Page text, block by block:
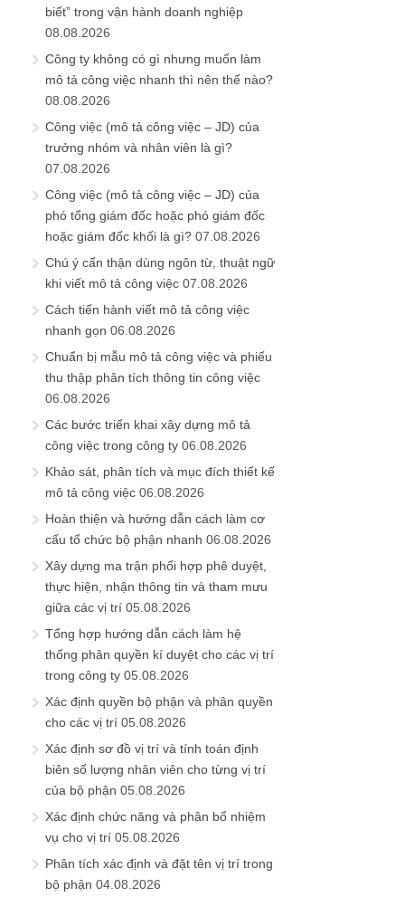
biết” trong vận hành doanh nghiệp
08.08.2026
Công ty không có gì nhưng muốn làm
mô tả công việc nhanh thì nên thế nào?
08.08.2026
Công việc (mô tả công việc – JD) của
trưởng nhóm và nhân viên là gì?
07.08.2026
Công việc (mô tả công việc – JD) của
phó tổng giám đốc hoặc phó giám đốc
hoặc giám đốc khối là gì? 07.08.2026
Chú ý cẩn thận dùng ngôn từ, thuật ngữ
khi viết mô tả công việc 07.08.2026
Cách tiến hành viết mô tả công việc
nhanh gọn 06.08.2026
Chuẩn bị mẫu mô tả công việc và phiếu
thu thập phân tích thông tin công việc
06.08.2026
Các bước triển khai xây dựng mô tả
công việc trong công ty 06.08.2026
Khảo sát, phân tích và mục đích thiết kế
mô tả công việc 06.08.2026
Hoàn thiện và hướng dẫn cách làm cơ
cấu tổ chức bộ phận nhanh 06.08.2026
Xây dựng ma trận phối hợp phê duyệt,
thực hiện, nhận thông tin và tham mưu
giữa các vị trí 05.08.2026
Tổng hợp hướng dẫn cách làm hệ
thống phân quyền kí duyệt cho các vị trí
trong công ty 05.08.2026
Xác định quyền bộ phận và phân quyền
cho các vị trí 05.08.2026
Xác định sơ đồ vị trí và tính toán định
biên số lượng nhân viên cho từng vị trí
của bộ phận 05.08.2026
Xác định chức năng và phân bổ nhiệm
vụ cho vị trí 05.08.2026
Phân tích xác định và đặt tên vị trí trong
bộ phận 04.08.2026